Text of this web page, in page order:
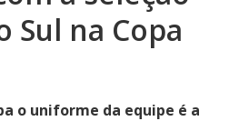
Sul na Copa
o uniforme da equipe é a